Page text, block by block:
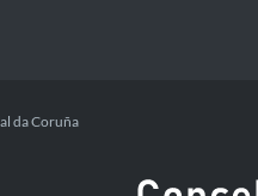
da Coruña